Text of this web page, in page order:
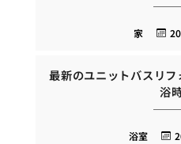
家
最新のユニットバスリ
浴
浴室